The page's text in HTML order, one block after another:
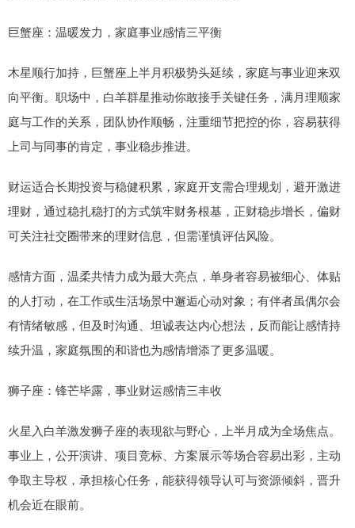
巨蟹座：温暖发力，家庭事业感情三平衡
木星顺行加持，巨蟹座上半月积极势头延续，家庭与事业迎来双
向平衡。职场中，白羊群星推动你敢接手关键任务，满月理顺家
庭与工作的关系，团队协作顺畅，注重细节把控的你，容易获得
上司与同事的肯定，事业稳步推进。
财运适合长期投资与稳健积累，家庭开支需合理规划，避开激进
理财，通过稳扎稳打的方式筑牢财务根基，正财稳步增长，偏财
可关注社交圈带来的理财信息，但需谨慎评估风险。
感情方面，温柔共情力成为最大亮点，单身者容易被细心、体贴
的人打动，在工作或生活场景中邂逅心动对象；有伴者虽偶尔会
有情绪敏感，但及时沟通、坦诚表达内心想法，反而能让感情持
续升温，家庭氛围的和谐也为感情增添了更多温暖。
狮子座：锋芒毕露，事业财运感情三丰收
火星入白羊激发狮子座的表现欲与野心，上半月成为全场焦点。
事业上，公开演讲、项目竞标、方案展示等场合容易出彩，主动
争取主导权，承担核心任务，能获得领导认可与资源倾斜，晋升
机会近在眼前。